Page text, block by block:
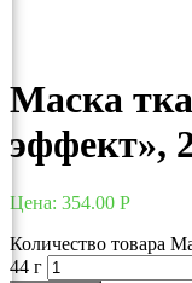
Маска
эффект»,
Цена: 354.00 Р
Количество товара
44 г